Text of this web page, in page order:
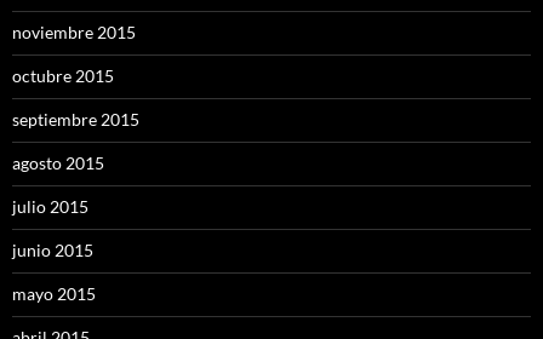
noviembre 2015
octubre 2015
septiembre 2015
agosto 2015
julio 2015
junio 2015
mayo 2015